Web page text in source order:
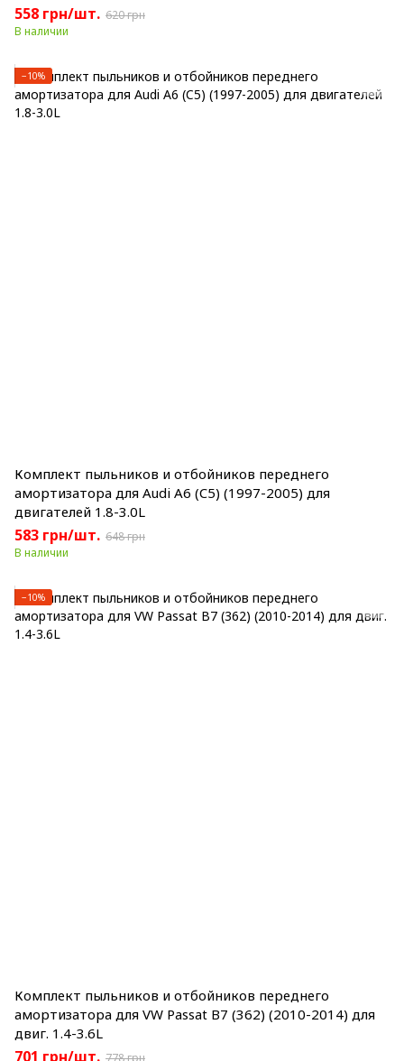
558 грн/шт. 620 грн
В наличии
−10%
Комплект пыльников и отбойников переднего
амортизатора для Audi A6 (C5) (1997-2005) для
двигателей 1.8-3.0L
583 грн/шт. 648 грн
В наличии
−10%
Комплект пыльников и отбойников переднего
амортизатора для VW Passat B7 (362) (2010-2014) для
двиг. 1.4-3.6L
701 грн/шт. 778 грн